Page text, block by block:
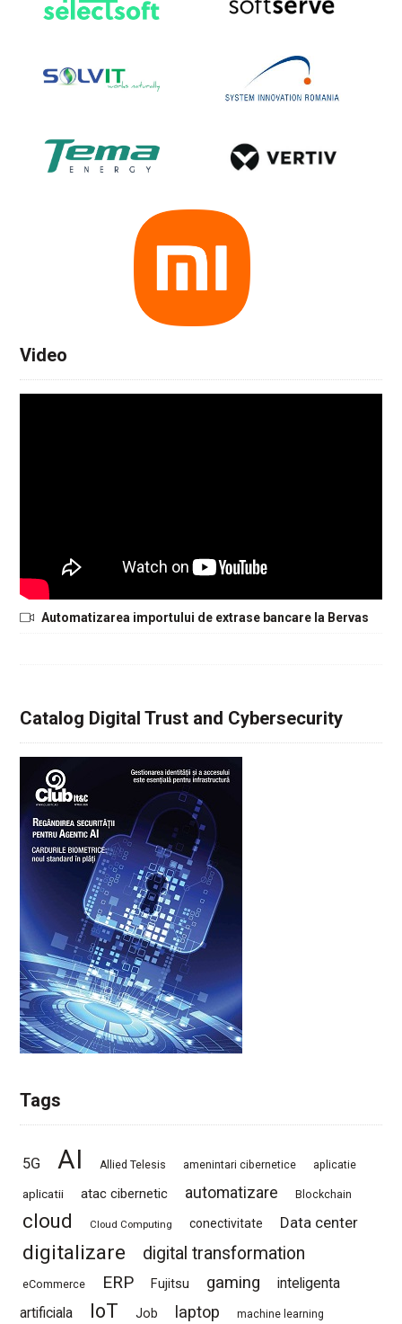
Video
Automatizarea importului de extrase bancare la Bervas
Catalog Digital Trust and Cybersecurity
Tags
5G AI Allied Telesis amenintari cibernetice aplicatie
aplicatii atac cibernetic automatizare Blockchain
cloud Cloud Computing conectivitate Data center
digitalizare digital transformation
eCommerce ERP Fujitsu gaming
inteligenta
artificiala
IoT Job laptop machine learning